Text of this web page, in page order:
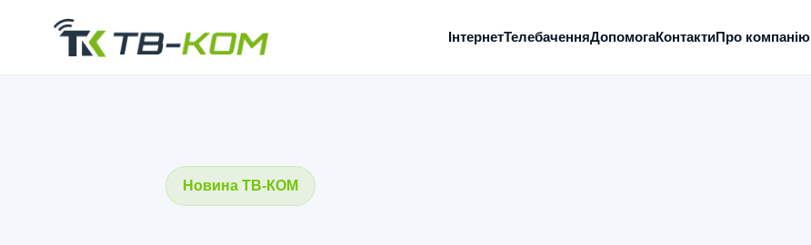
ІнтернетТелебаченняДопомогаКонтактиПро компанію
Новина ТВ-КОМ